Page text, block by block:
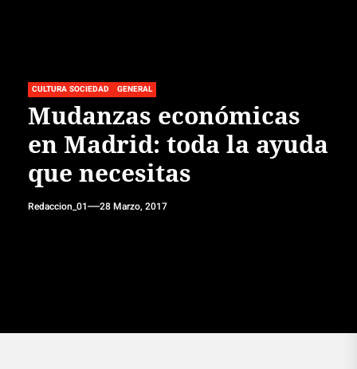
CULTURA SOCIEDAD GENERAL
Mudanzas económicas
en Madrid: toda la ayuda
que necesitas
Redaccion_01 28 Marzo, 2017